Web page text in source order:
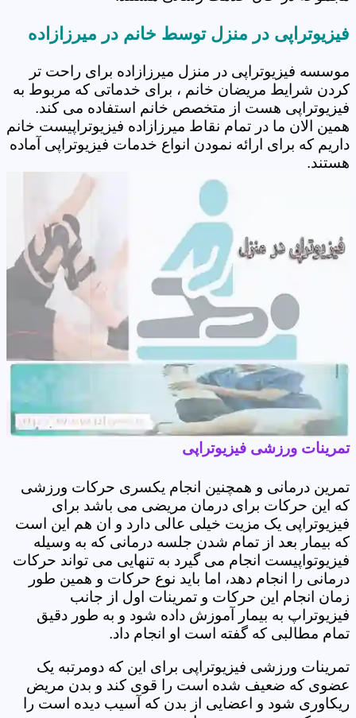
فیزیوتراپی در منزل توسط خانم در میرزازاده
موسسه فیزیوتراپی در منزل میرزازاده برای راحت تر
کردن شرایط مریضان خانم ، برای خدماتی که مربوط به
فیزیوتراپی هست از متخصص خانم استفاده می کند.
همین الان ما در تمام نقاط میرزازاده فیزیوتراپیست خانم
داریم که برای ارائه نمودن انواع خدمات فیزیوتراپی آماده
هستند.
تمرینات ورزشی فیزیوتراپی
تمرین درمانی و همچنین انجام یکسری حرکات ورزشی
که این حرکات برای درمان مریضی می باشد برای
فیزیوتراپی یک مزیت خیلی عالی دارد و ان هم این است
که بیمار بعد از تمام شدن جلسه درمانی که به وسیله
فیزیوتواپیست انجام می گیرد به تنهایی می تواند حرکات
درمانی را انجام دهد، اما باید نوع حرکات و همین طور
زمان انجام این حرکات و تمرینات اول از جانب
فیزیوتراپ به بیمار آموزش داده شود و به طور دقیق
تمام مطالبی که گفته است او انجام داد.
تمرینات ورزشی فیزیوتراپی برای این که دومرتبه یک
عضوی که ضعیف شده است را قوی کند و بدن مریض
ریکاوری شود و اعضایی از بدن که آسیب دیده است را